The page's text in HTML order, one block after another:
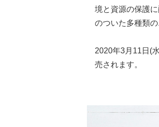
境と資源の保護
のついた多種類の
2020年3月11日(
売されます。